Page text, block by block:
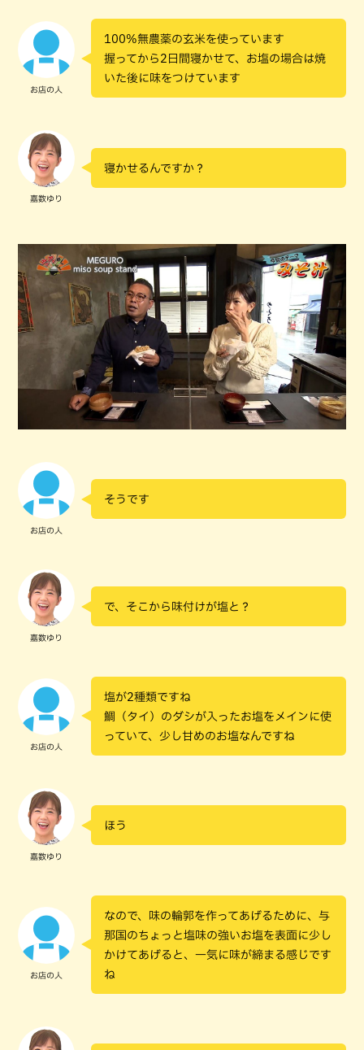
お店の人
100%無農薬の玄米を使っています
握ってから2日間寝かせて、お塩の場合は焼
いた後に味をつけています
嘉数ゆり
寝かせるんですか？
お店の人
そうです
嘉数ゆり
で、そこから味付けが塩と？
お店の人
塩が2種類ですね
鯛（タイ）のダシが入ったお塩をメインに使
っていて、少し甘めのお塩なんですね
嘉数ゆり
ほう
お店の人
なので、味の輪郭を作ってあげるために、与
那国のちょっと塩味の強いお塩を表面に少し
かけてあげると、一気に味が締まる感じです
ね